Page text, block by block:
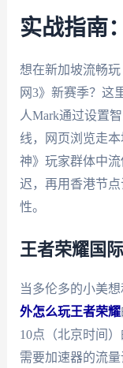
实战指南
想在新加坡流畅
网3》新赛季？这
人Mark通过设置
线，网页浏览走
神》玩家群体中
迟，再用香港节
性。
王者荣耀国
当多伦多的小美
外怎么玩王者荣耀
10点（北京时间
需要加速器的流